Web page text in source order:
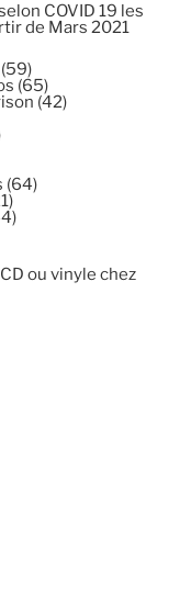
COVID 19 les
de Mars 2021
(65)
(42)
(64)
ou vinyle chez